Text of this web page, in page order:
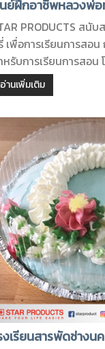
ย์ฝึกอาชีพหลวงพ่
PRODUCTS สนั
เพื่อการเรียนการสอ
หรับการเรียนการสอน โ
อ่านเพิ่มเติม
งเรียนสารพัดช่างน